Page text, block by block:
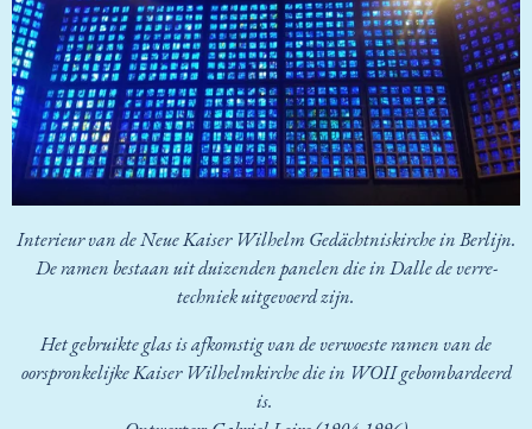
Interieur van de Neue Kaiser Wilhelm Gedächtniskirche in Berlijn.
De ramen bestaan uit duizenden panelen die in Dalle de verre-
techniek uitgevoerd zijn.
Het gebruikte glas is afkomstig van de verwoeste ramen van de
oorspronkelijke Kaiser Wilhelmkirche die in WOII gebombardeerd
is.